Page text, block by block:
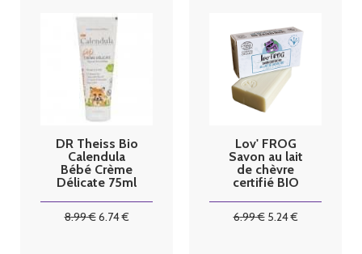
DR Theiss Bio
Calendula
Bébé Crème
Délicate 75ml
8.99€6.74€
Lov' FROG
Savon au lait
de chèvre
certifié BIO
6.99€ 5.24€